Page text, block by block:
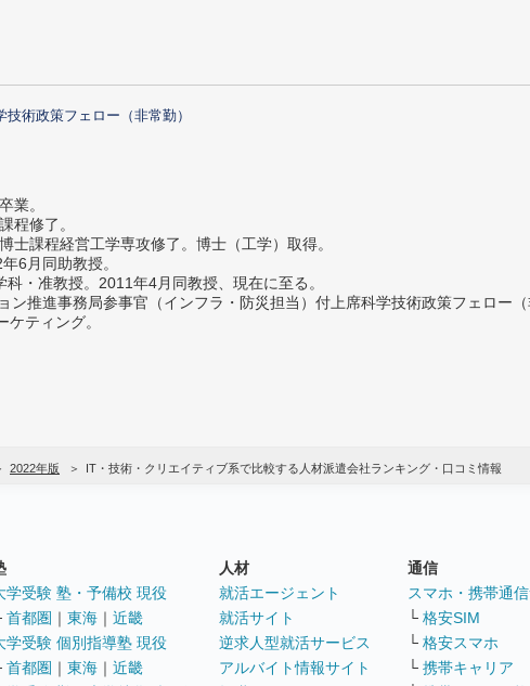
術政策フェロー（非常勤）
業。
程修了。
士課程経営工学専攻修了。博士（工学）取得。
6月同助教授。
・准教授。2011年4月同教授、現在に至る。
推進事務局参事官（インフラ・防災担当）付上席科学技術政策フェロー（
ティング。
2022年版 IT・技術・クリエイティブ系で比較する人材派遣会社ランキング・口コミ情報
学受験 塾・予備校 現役
首都圏 ｜ 東海 ｜ 近畿
学受験 個別指導塾 現役
首都圏 ｜ 東海 ｜ 近畿
人材
就活エージェント
就活サイト
逆求人型就活サービス
アルバイト情報サイト
通信
スマホ・携帯通
└ 格安SIM
└ 格安スマホ
└ 携帯キャリア